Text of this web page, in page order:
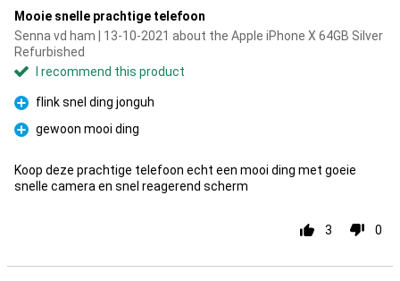
Mooie snelle prachtige telefoon
Senna vd ham | 13-10-2021 about the Apple iPhone X 64GB Silver
Refurbished
I recommend this product
Pro
flink snel ding jonguh
Pro
gewoon mooi ding
Koop deze prachtige telefoon echt een mooi ding met goeie
snelle camera en snel reagerend scherm
3 0